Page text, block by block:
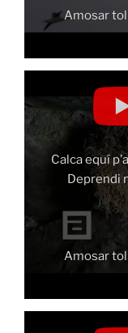
Amosar
Amosar
MIRLO"
dende
YouTube
Calca equí
Deprendi
Amosar
Amosar